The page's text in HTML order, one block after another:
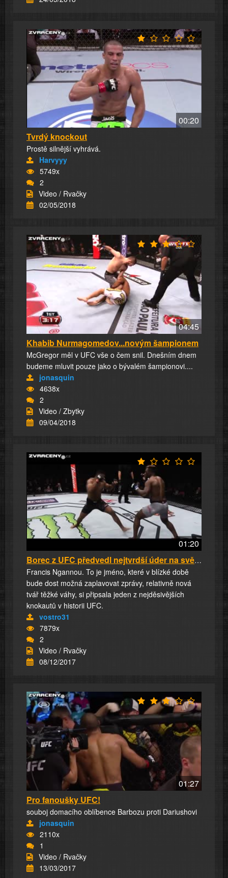
00:20
Tvrdý knockout
Prostě silnější vyhrává.
Harvyyy
5749x
2
Video / Rvačky
02/05/2018
04:45
Khabib Nurmagomedov...novým šampionem
McGregor měl v UFC vše o čem snil. Dnešním dnem
budeme mluvit pouze jako o bývalém šampionovi....
jonasquin
4638x
2
Video / Zbytky
09/04/2018
01:20
Borec z UFC předvedl nejtvrdší úder na světě!
Francis Ngannou. To je jméno, které v blízké době
bude dost možná zaplavovat zprávy, relativně nová
tvář těžké váhy, si připsala jeden z nejděsivějších
knokautů v historii UFC.
vostro31
7879x
2
Video / Rvačky
08/12/2017
01:27
Pro fanoušky UFC!
souboj domacího oblíbence Barbozu proti Dariushovi
jonasquin
2110x
1
Video / Rvačky
13/03/2017